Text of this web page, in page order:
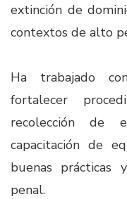
extinción de
contextos de alto
Ha trabajado
fortalecer
recolección de
capacitación de
buenas prácticas
penal.